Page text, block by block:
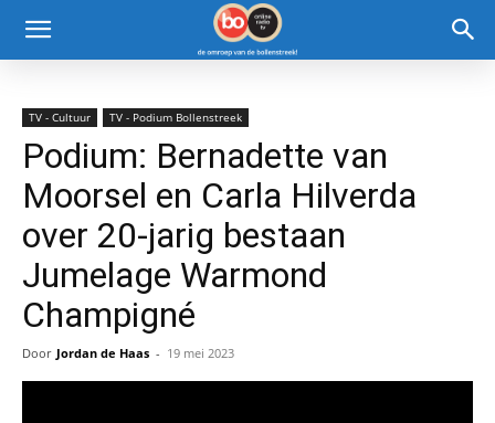
TV - Cultuur TV - Podium Bollenstreek
Podium: Bernadette van
Moorsel en Carla Hilverda
over 20-jarig bestaan
Jumelage Warmond
Champigné
Door Jordan de Haas - 19 mei 2023